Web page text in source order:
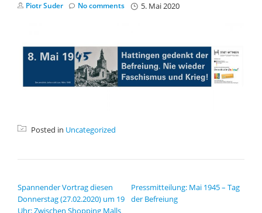
Piotr Suder 5. Mai 2020
No comments
Posted in Uncategorized
Spannender Vortrag diesen
Donnerstag (27.02.2020) um 19
Uhr: Zwischen Shopping Malls
Pressmitteilung: Mai 1945 – Tag
der Befreiung